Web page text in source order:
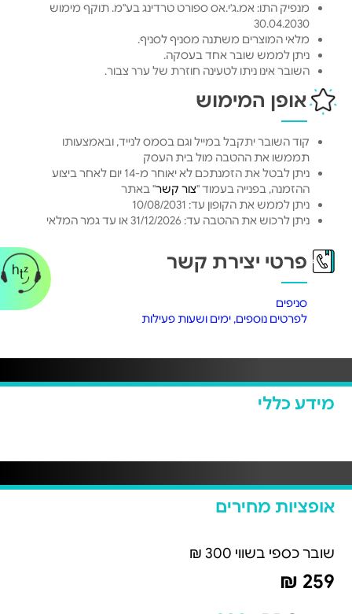
מנפיק התו: אמ.ג'י.אס ספורט טרדינג בע"מ. תוקף מימוש
30.04.2030
מלאי המוצרים משתנה מסניף לסניף.
ניתן לממש שובר אחד בעסקה.
השובר אינו ניתן לטעינה חוזרת של ערך צבור.
אופן המימוש
קוד השובר יתקבל במייל וגם בסמס לנייד, ובאמצעותו
תממשו את ההטבה מול בית העסק
ניתן לבטל את הזמנתכם לא יאוחר מ-14 יום לאחר ביצוע
ההזמנה, בפנייה בעמוד "צור קשר" באתר
ניתן לממש את הקופון עד: 10/08/2031
ניתן לרכוש את ההטבה עד: 31/12/2026 או עד גמר המלאי
פרטי יצירת קשר
סניפים
לפרטים נוספים, ימים ושעות פעילות
מידע כללי
אופציות מחירים
שובר כספי בשווי 300 ₪
259 ₪